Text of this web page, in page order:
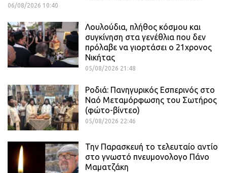
06/08/2026 10:40
Λουλούδια, πλήθος κόσμου και
συγκίνηση στα γενέθλια που δεν
πρόλαβε να γιορτάσει ο 21χρονος
Νικήτας
05/08/2026 21:48
Ροδιά: Πανηγυρικός Εσπερινός στο
Ναό Μεταμόρφωσης του Σωτήρος
(φώτο-βίντεο)
05/08/2026 22:46
Την Παρασκευή το τελευταίο αντίο
στο γνωστό πνευμονολογο Πάνο
Μαματζάκη